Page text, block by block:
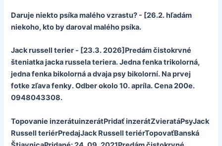
Daruje niekto psíka malého vzrastu? - [26.2. hľadám
niekoho, kto by daroval malého psíka.
Jack russell terier - [23.3. 2026]Predám čistokrvné
šteniatka jacka russela teriera. Jedna fenka trikolorná,
jedna fenka bikolorná a dvaja psy bikolorní. Na prvej
fotke zľava fenky. Odber okolo 10. apríla. Cena 200e.
0948043308.
Topovanie inzerátuinzerátPridať inzerátZvieratáPsyJack
Russell teriérPredajJack Russell teriérTopovaťBanská